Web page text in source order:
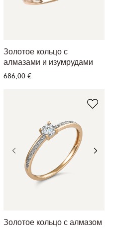
Золотое кольцо с
алмазами и изумрудами
686,00 €
Золотое кольцо с алмазом